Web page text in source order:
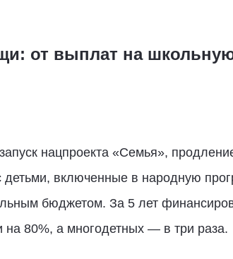
от выплат на
нацпроекта «Семья»,
включенные в народную
бюджетом. За 5 лет
на 80%, а многодетных — в три раза.